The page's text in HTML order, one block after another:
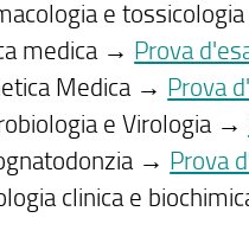
e
medica → Prova
Medica → Prova
e Virologia →
→ Prova
clinica e